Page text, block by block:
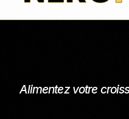
Alimentez votre